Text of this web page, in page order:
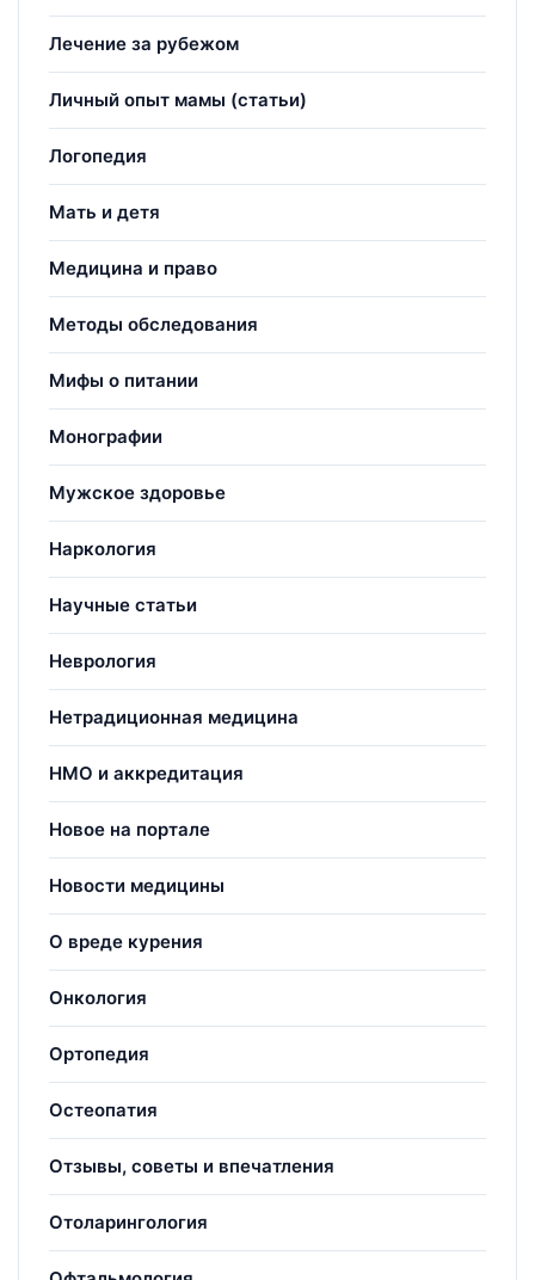
Лечение за рубежом
Личный опыт мамы (статьи)
Логопедия
Мать и детя
Медицина и право
Методы обследования
Мифы о питании
Монографии
Мужское здоровье
Наркология
Научные статьи
Неврология
Нетрадиционная медицина
НМО и аккредитация
Новое на портале
Новости медицины
О вреде курения
Онкология
Ортопедия
Остеопатия
Отзывы, советы и впечатления
Отоларингология